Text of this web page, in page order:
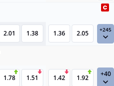
2.01 1.38 1.36 2.05 +245
1.78 1.51 1.42 1.92 +40